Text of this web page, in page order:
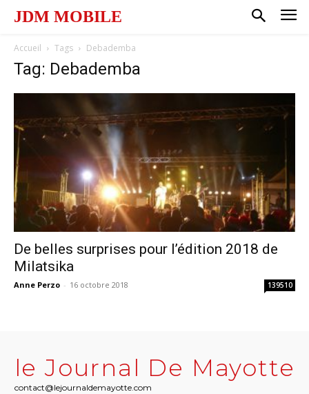
JDM MOBILE
Accueil Tags Debademba
Tag: Debademba
De belles surprises pour l’édition 2018 de
Milatsika
Anne Perzo - 16 octobre 2018 139510
le Journal De Mayotte
contact@lejournaldemayotte.com